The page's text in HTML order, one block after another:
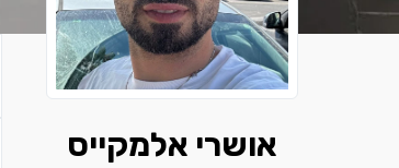
אושרי אלמקייס